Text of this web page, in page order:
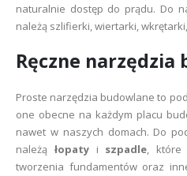
naturalnie dostęp do prądu. Do
należą szlifierki, wiertarki,
Ręczne narzędzia
Proste narzędzia budowlane to
one obecne na każdym placu
nawet w naszych domach. Do
należą łopatyi szpadle ,
tworzenia fundamentów oraz